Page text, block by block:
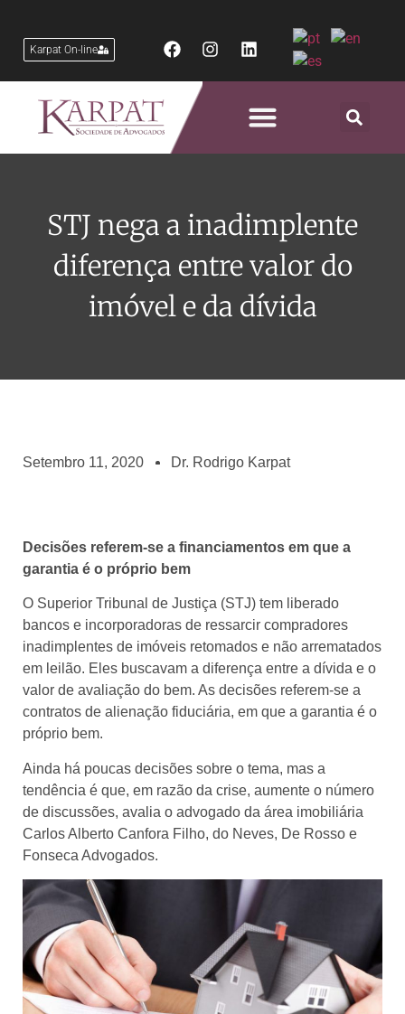
Karpat On-line
STJ nega a inadimplente
diferença entre valor do
imóvel e da dívida
Setembro 11, 2020 Dr. Rodrigo Karpat
Decisões referem-se a financiamentos em que a
garantia é o próprio bem
O Superior Tribunal de Justiça (STJ) tem liberado
bancos e incorporadoras de ressarcir compradores
inadimplentes de imóveis retomados e não arrematados
em leilão. Eles buscavam a diferença entre a dívida e o
valor de avaliação do bem. As decisões referem-se a
contratos de alienação fiduciária, em que a garantia é o
próprio bem.
Ainda há poucas decisões sobre o tema, mas a
tendência é que, em razão da crise, aumente o número
de discussões, avalia o advogado da área imobiliária
Carlos Alberto Canfora Filho, do Neves, De Rosso e
Fonseca Advogados.